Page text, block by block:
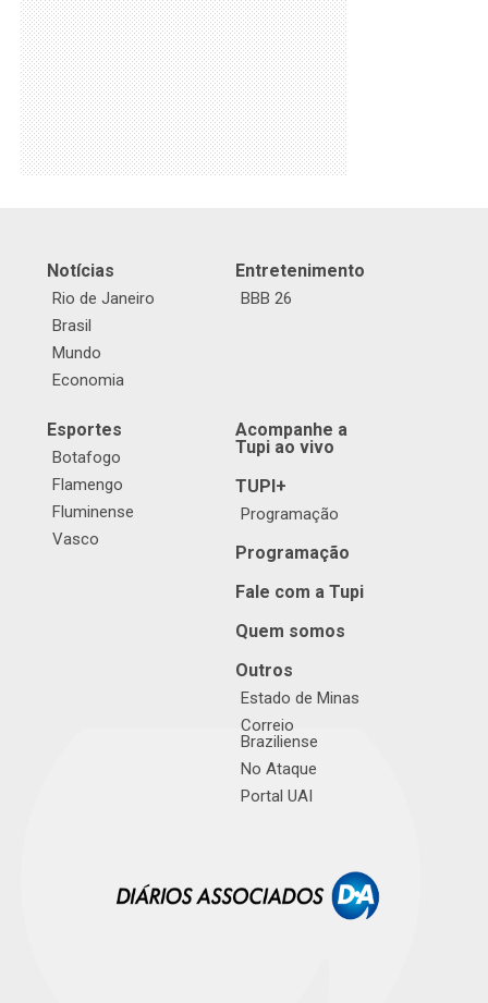
Notícias
Rio de Janeiro
Brasil
Mundo
Economia
Entretenimento
BBB 26
Esportes
Botafogo
Flamengo
Fluminense
Vasco
Acompanhe a
Tupi ao vivo
TUPI+
Programação
Programação
Fale com a Tupi
Quem somos
Outros
Estado de Minas
Correio
Braziliense
No Ataque
Portal UAI